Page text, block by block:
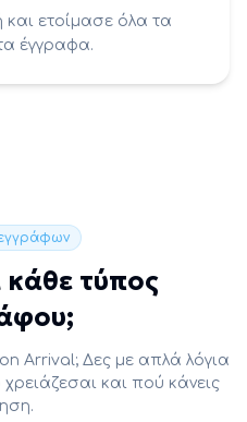
και ετοίμασε όλα τα
έγγραφα.
κάθε τύπος
Arrival; Δες με απλά λόγια
χρειάζεσαι και πού κάνεις